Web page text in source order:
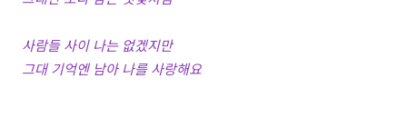
사람들 사이 나는 없겠지만
그대 기억엔 남아 나를 사랑해요